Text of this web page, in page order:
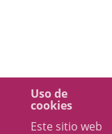
Uso de
cookies
Este sitio web